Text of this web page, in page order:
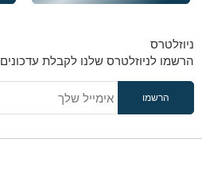
ניוזלטרס
הרשמו לניוזלטרס שלנו לקבלת עדכונים